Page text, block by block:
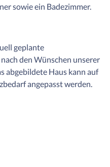
sowie ein Badezimmer.
geplante
den Wünschen unserer
abgebildete Haus kann auf
angepasst werden.